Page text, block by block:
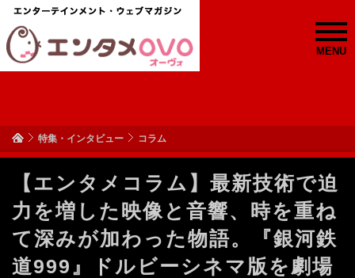
MENU
特集・インタビュー コラム
【エンタメコラム】最新技術で迫
力を増した映像と音響、時を重ね
て深みが加わった物語。『銀河鉄
道999』ドルビーシネマ版を劇場